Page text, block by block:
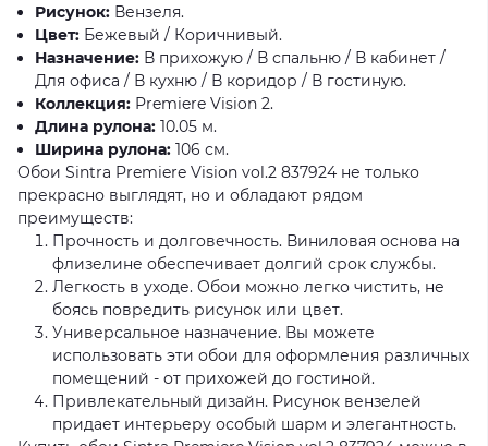
Рисунок: Вензеля.
Цвет: Бежевый / Коричнивый.
Назначение: В прихожую / В спальню / В кабинет /
Для офиса / В кухню / В коридор / В гостиную.
Коллекция: Premiere Vision 2.
Длина рулона: 10.05 м.
Ширина рулона: 106 см.
Обои Sintra Premiere Vision vol.2 837924 не только
прекрасно выглядят, но и обладают рядом
преимуществ:
Прочность и долговечность. Виниловая основа на
флизелине обеспечивает долгий срок службы.
Легкость в уходе. Обои можно легко чистить, не
боясь повредить рисунок или цвет.
Универсальное назначение. Вы можете
использовать эти обои для оформления различных
помещений - от прихожей до гостиной.
Привлекательный дизайн. Рисунок вензелей
придает интерьеру особый шарм и элегантность.